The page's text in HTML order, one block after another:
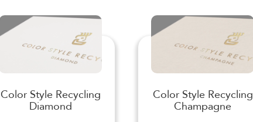
Color Style Recycling
Diamond
Color Style Recycling
Champagne